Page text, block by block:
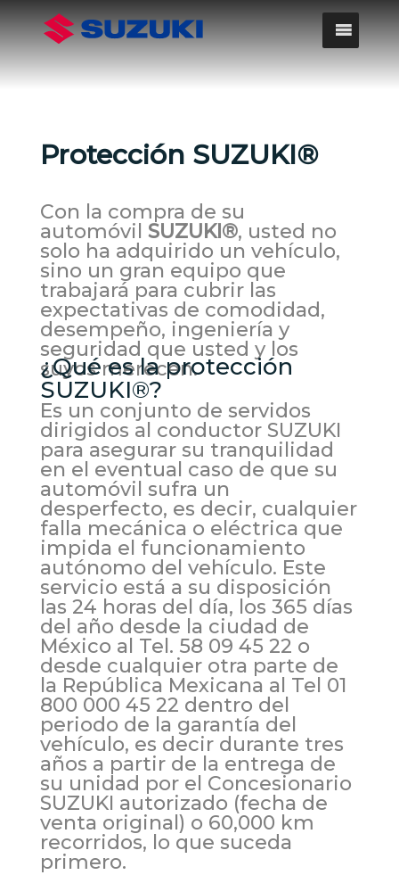
Protección SUZUKI®
Con la compra de su
automóvil SUZUKI®, usted no
solo ha adquirido un vehículo,
sino un gran equipo que
trabajará para cubrir las
expectativas de comodidad,
desempeño, ingeniería y
seguridad que usted y los
suyos merecen.
¿Qué es la protección
SUZUKI®?
Es un conjunto de servidos
dirigidos al conductor SUZUKI
para asegurar su tranquilidad
en el eventual caso de que su
automóvil sufra un
desperfecto, es decir, cualquier
falla mecánica o eléctrica que
impida el funcionamiento
autónomo del vehículo. Este
servicio está a su disposición
las 24 horas del día, los 365 días
del año desde la ciudad de
México al Tel. 58 09 45 22 o
desde cualquier otra parte de
la República Mexicana al Tel 01
800 000 45 22 dentro del
periodo de la garantía del
vehículo, es decir durante tres
años a partir de la entrega de
su unidad por el Concesionario
SUZUKI autorizado (fecha de
venta original) o 60,000 km
recorridos, lo que suceda
primero.